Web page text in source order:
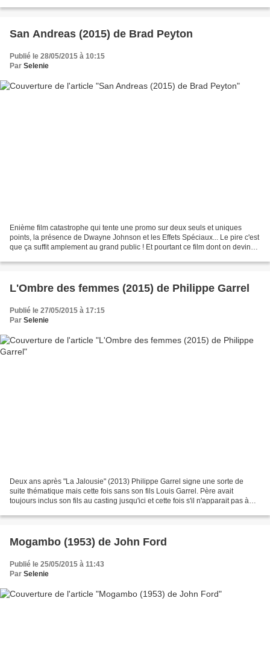
San Andreas (2015) de Brad Peyton
Publié le 28/05/2015 à 10:15
Par Selenie
Enième film catastrophe qui tente une promo sur deux seuls et uniques
points, la présence de Dwayne Johnson et les Effets Spéciaux... Le pire c'est
que ça suffit amplement au grand public ! Et pourtant ce film dont on devine
L'Ombre des femmes (2015) de Philippe Garrel
Publié le 27/05/2015 à 17:15
Par Selenie
Deux ans après "La Jalousie" (2013) Philippe Garrel signe une sorte de
suite thématique mais cette fois sans son fils Louis Garrel. Père avait
toujours inclus son fils au casting jusqu'ici et cette fois s'il n'apparait pas à
Mogambo (1953) de John Ford
Publié le 25/05/2015 à 11:43
Par Selenie